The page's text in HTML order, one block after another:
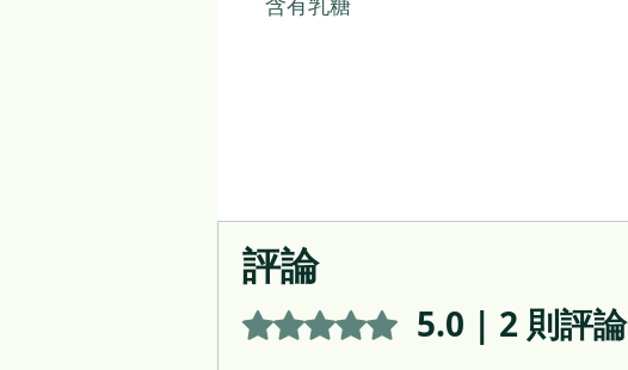
評論
評等為 5（最高為 5 顆星）。5.0 | 2 則評論